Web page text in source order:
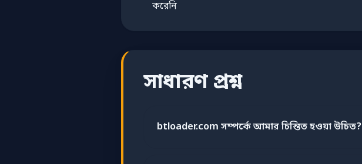
করেনি
সাধারণ প্রশ্ন
btloader.com সম্পর্কে আমার চিন্তিত হওয়া উচিত?